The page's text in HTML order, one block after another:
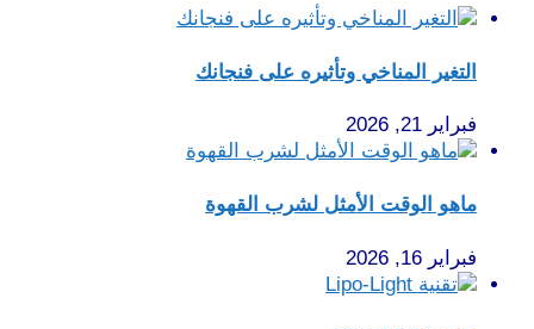
التغير المناخي وتأثيره على فنجانك
فبراير 21, 2026
ماهو الوقت الأمثل لشرب القهوة
فبراير 16, 2026